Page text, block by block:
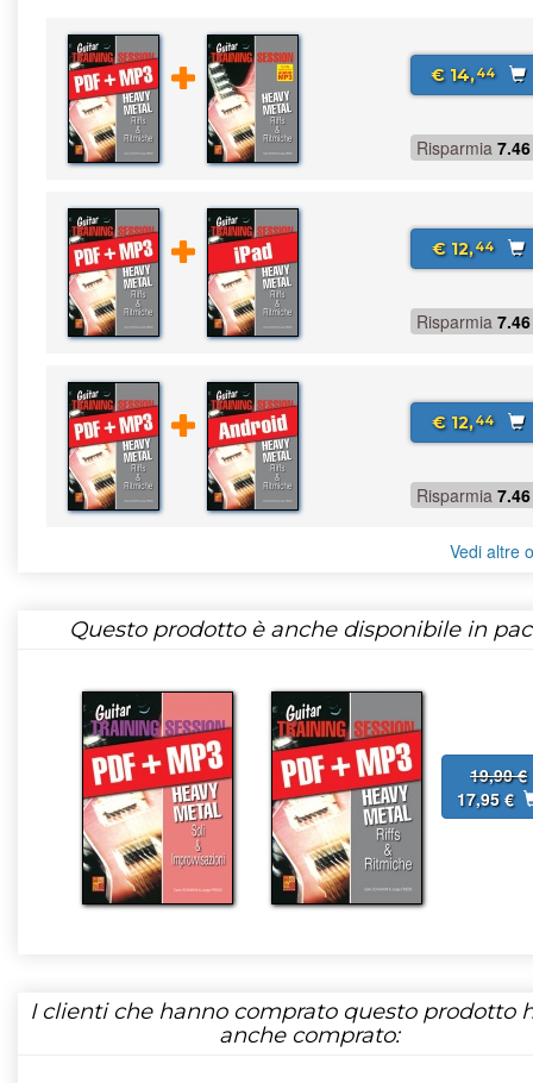
€ 14,44
Risparmia 7.46
€ 12,44
Risparmia 7.46
€ 12,44
Risparmia 7.46
Vedi altre
Questo prodotto è anche disponibile in
19,90 €
17,95 €
I clienti che hanno comprato questo prodotto
anche comprato: